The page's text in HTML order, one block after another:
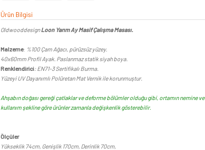
Ürün Bilgisi
OldwooddesignLoon Yarım Ay Masif Çalışma Masası.
Malzeme: %100 Çam Ağacı, pürüzsüz yüzey.
40x60mm Profil Ayak. Paslanmaz statik siyah boya.
Renklendirici: EN71-3 Sertifikalı Burma.
Yüzeyi UV Dayanımlı Polüretan Mat Vernik ile korunmuştur.
Ahşabın doğası gereği çatlaklar ve deforme bölümler olduğu gibi, ortamın nemine ve
kullanım şekline göre ürünler zamanla değişkenlik gösterebilir.
Ölçüler
Yükseklik 74cm, Genişlik 170cm, Derinlik 70cm,